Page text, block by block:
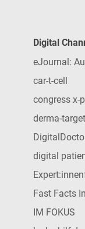
Digital
eJournal:
car-t-cell
congress x-
derma-target
digital
Fast Facts
IM FOKUS